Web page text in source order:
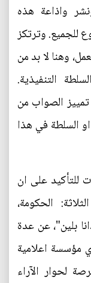
واذاعة هذه
للجميع. وترتكز
وهنا لا بد من
التنفيذية.
الصواب من
السلطة في هذا
للتأكيد على ان
الحكومة،
بلين"، عن عدة
اعلامية
لحوار الآراء